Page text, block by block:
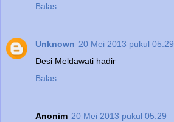
Balas
Unknown 20 Mei 2013 pukul 05.29
Desi Meldawati hadir
Balas
Anonim 20 Mei 2013 pukul 05.29